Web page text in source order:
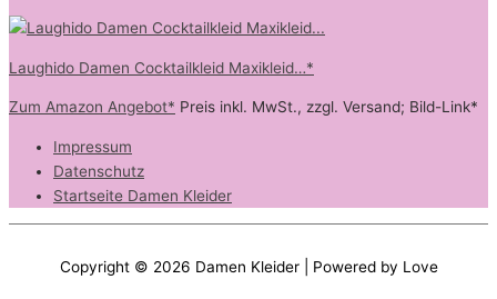
Laughido Damen Cocktailkleid Maxikleid…*
Zum Amazon Angebot* Preis inkl. MwSt., zzgl. Versand; Bild-Link*
Impressum
Datenschutz
Startseite Damen Kleider
Copyright © 2026 Damen Kleider| Powered by Love